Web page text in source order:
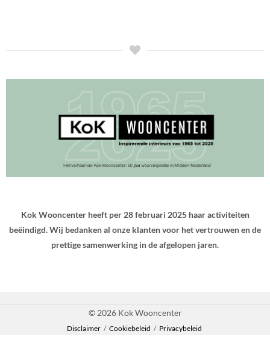
Kok Wooncenter heeft per 28 februari 2025 haar activiteiten
beëindigd. Wij bedanken al onze klanten voor het vertrouwen en de
prettige samenwerking in de afgelopen jaren.
© 2026 Kok Wooncenter
Disclaimer / Cookiebeleid / Privacybeleid